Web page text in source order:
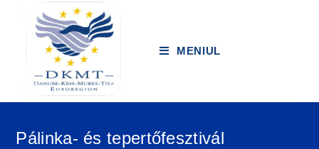
MENIUL
Pálinka- és tepertőfesztivál